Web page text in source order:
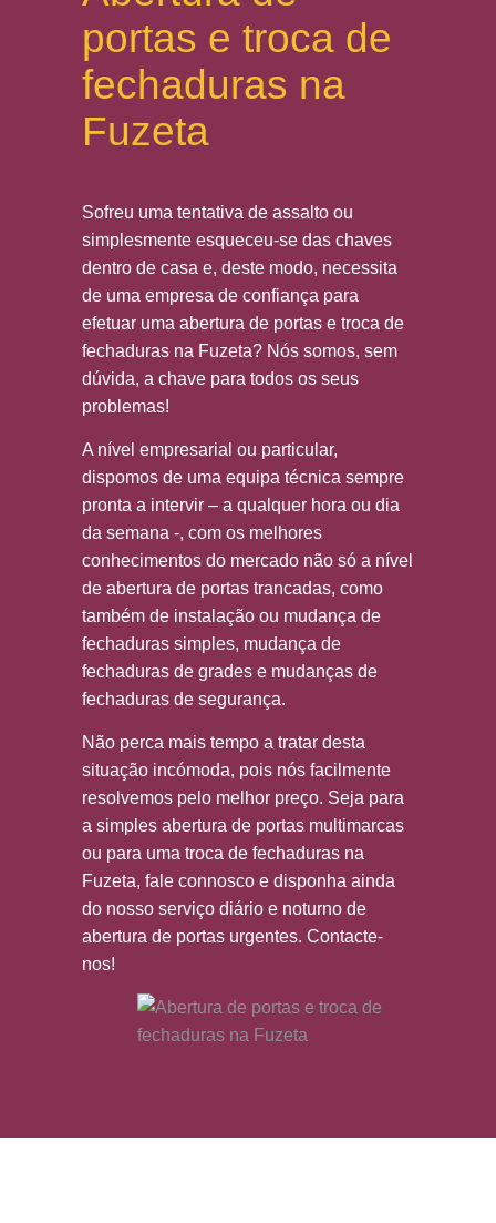
portas e troca de
fechaduras na
Fuzeta
Sofreu uma tentativa de assalto ou
simplesmente esqueceu-se das chaves
dentro de casa e, deste modo, necessita
de uma empresa de confiança para
efetuar uma abertura de portas e troca de
fechaduras na Fuzeta? Nós somos, sem
dúvida, a chave para todos os seus
problemas!
A nível empresarial ou particular,
dispomos de uma equipa técnica sempre
pronta a intervir – a qualquer hora ou dia
da semana -, com os melhores
conhecimentos do mercado não só a nível
de abertura de portas trancadas, como
também de instalação ou mudança de
fechaduras simples, mudança de
fechaduras de grades e mudanças de
fechaduras de segurança.
Não perca mais tempo a tratar desta
situação incómoda, pois nós facilmente
resolvemos pelo melhor preço. Seja para
a simples abertura de portas multimarcas
ou para uma troca de fechaduras na
Fuzeta, fale connosco e disponha ainda
do nosso serviço diário e noturno de
abertura de portas urgentes. Contacte-
nos!